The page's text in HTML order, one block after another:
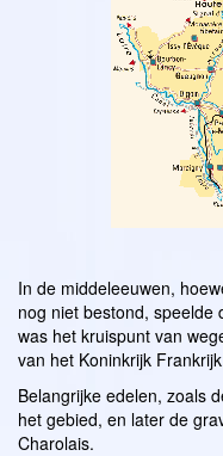
In de middeleeuwen,
nog niet bestond, speelde
was het kruispunt van
van het Koninkrijk
Belangrijke edelen, zoals
het gebied, en later de
Charolais.